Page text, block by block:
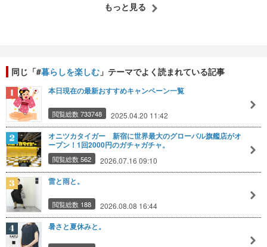
もっと見る
同じ「#暮らしを楽しむ 」テーマでよく読まれている記事
本日現在の最新おすすめキャンペーン一覧
閲覧総数 733748 2025.04.20 11:42
オニツカタイガー 新宿に世界最大のグローバル旗艦店がオ
ープン！1回2000円のガチャガチャ。
閲覧総数 562 2026.07.16 09:10
雷と雨と。
閲覧総数 188 2026.08.08 16:44
暑さと夏休みと。